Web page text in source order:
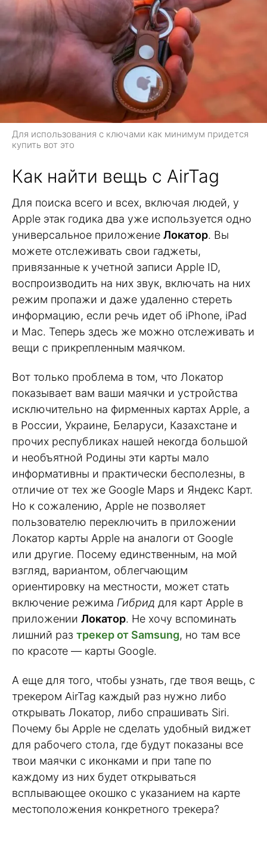
Для использования с ключами как минимум придется
купить вот это
Как найти вещь с AirTag
Для поиска всего и всех, включая людей, у
Apple этак годика два уже используется одно
универсальное приложение Локатор. Вы
можете отслеживать свои гаджеты,
привязанные к учетной записи Apple ID,
воспроизводить на них звук, включать на них
режим пропажи и даже удаленно стереть
информацию, если речь идет об iPhone, iPad
и Mac. Теперь здесь же можно отслеживать и
вещи с прикрепленным маячком.
Вот только проблема в том, что Локатор
показывает вам ваши маячки и устройства
исключительно на фирменных картах Apple, а
в России, Украине, Беларуси, Казахстане и
прочих республиках нашей некогда большой
и необъятной Родины эти карты мало
информативны и практически бесполезны, в
отличие от тех же Google Maps и Яндекс Карт.
Но к сожалению, Apple не позволяет
пользователю переключить в приложении
Локатор карты Apple на аналоги от Google
или другие. Посему единственным, на мой
взгляд, вариантом, облегчающим
ориентировку на местности, может стать
включение режима Гибрид для карт Apple в
приложении Локатор. Не хочу вспоминать
лишний раз трекер от Samsung, но там все
по красоте — карты Google.
А еще для того, чтобы узнать, где твоя вещь, с
трекером AirTag каждый раз нужно либо
открывать Локатор, либо спрашивать Siri.
Почему бы Apple не сделать удобный виджет
для рабочего стола, где будут показаны все
твои маячки с иконками и при тапе по
каждому из них будет открываться
всплывающее окошко с указанием на карте
местоположения конкретного трекера?